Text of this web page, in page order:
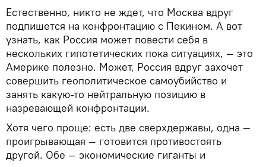
Естественно, никто не ждет, что Москва вдруг
подпишется на конфронтацию с Пекином. А вот
узнать, как Россия может повести себя в
нескольких гипотетических пока ситуациях, — это
Америке полезно. Может, Россия вдруг захочет
совершить геополитическое самоубийство и
занять какую-то нейтральную позицию в
назревающей конфронтации.
Хотя чего проще: есть две сверхдержавы, одна —
проигрывающая — готовится противостоять
другой. Обе — экономические гиганты и